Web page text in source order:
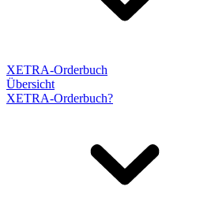
XETRA-Orderbuch
Übersicht
XETRA-Orderbuch?